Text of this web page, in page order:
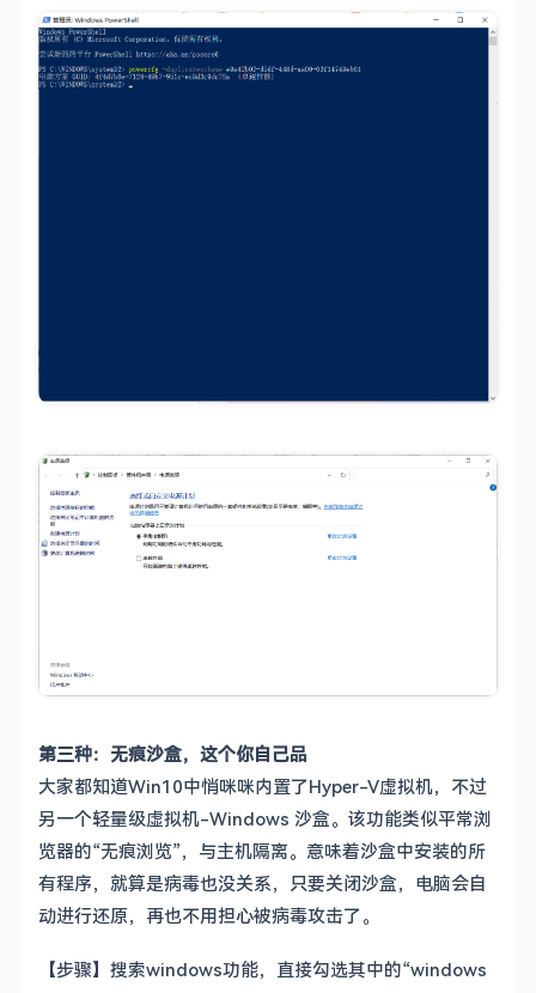
第三种：无痕沙盒，这个你自己品
大家都知道Win10中悄咪咪内置了Hyper-V虚拟机，不过
另一个轻量级虚拟机-Windows 沙盒。该功能类似平常浏
览器的“无痕浏览”，与主机隔离。意味着沙盒中安装的所
有程序，就算是病毒也没关系，只要关闭沙盒，电脑会自
动进行还原，再也不用担心被病毒攻击了。
【步骤】搜索windows功能，直接勾选其中的“windows